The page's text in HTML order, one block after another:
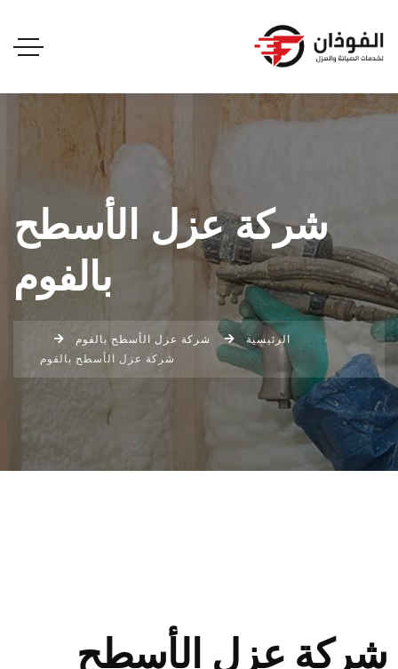
شركة عزل الأسطح
بالفوم
الرئيسية
شركة عزل الأسطح بالفوم
شركة عزل الأسطح بالفوم
شركة عزل الأسطح